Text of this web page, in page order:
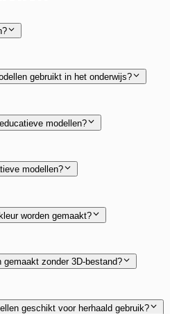
gebruikt in het onderwijs?
modellen?
Resin
modellen?
worden gemaakt?
gemaakt zonder 3D-bestand?
geschikt voor herhaald gebruik?